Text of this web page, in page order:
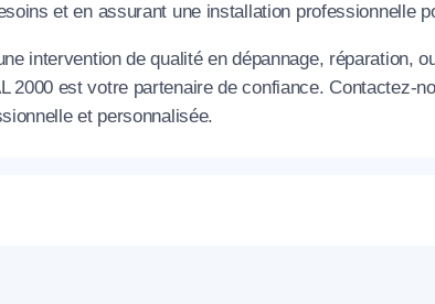
et en assurant une installation professionnelle
intervention de qualité en dépannage, réparation,
2000 est votre partenaire de confiance. Contactez-
et personnalisée.